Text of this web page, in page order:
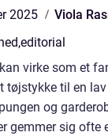
2025
Viola
,editorial
virke som et
tøjstykke til en
og
gemmer sig ofte